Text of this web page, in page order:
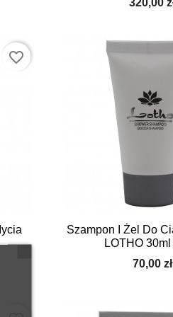
320,00
favorite_border
Szampon I Żel Do
LOTHO
70,00 zł
 Szybki